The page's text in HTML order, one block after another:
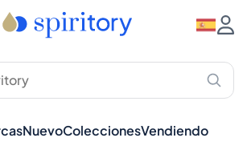
NuevoColeccionesVendiendo